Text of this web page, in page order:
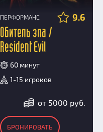
ПЕРФОРМАНС 9.6
Обитель зла /
Resident Evil
60 минут
1-15 игроков
от 5000 руб.
БРОНИРОВАТЬ